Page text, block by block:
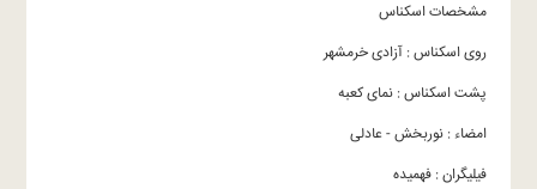
مشخصات اسکناس
روی اسکناس : آزادی خرمشهر
پشت اسکناس : نمای کعبه
امضاء : نوربخش - عادلی
فیلیگران : فهمیده